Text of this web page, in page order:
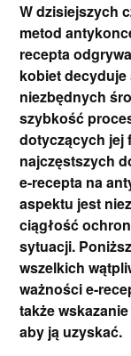
W dzisiejszych
metod
recepta
kobiet decyduje
niezbędnych
szybkość
dotyczących jej
najczęstszych
e-recepta na
aspektu jest
ciągłość
sytuacji.
wszelkich
ważności e-
także
aby ją uzyskać.